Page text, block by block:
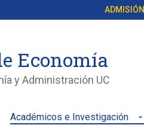
ADMISIÓN
Economía
y Administración UC
Académicos e Investigación arrow_drop_down